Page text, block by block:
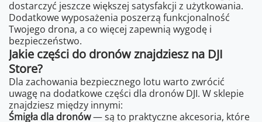
dostarczyć jeszcze większej satysfakcji z użytkowania.
Dodatkowe wyposażenia poszerzą funkcjonalność
Twojego drona, a co więcej zapewnią wygodę i
bezpieczeństwo.
Jakie części do dronów znajdziesz na DJI
Store?
Dla zachowania bezpiecznego lotu warto zwrócić
uwagę na dodatkowe części dla dronów DJI. W sklepie
znajdziesz między innymi:
Śmigła dla dronów— są to praktyczne akcesoria, które